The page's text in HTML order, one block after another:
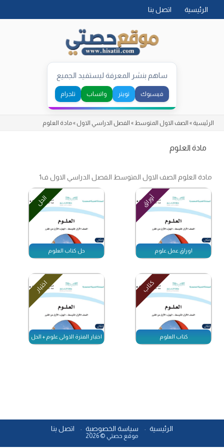
الرئيسية اتصل بنا
ساهم بنشر المعرفة ليستفيد الجميع
فيسبوك تويتر واتساب تلجرام
الرئيسية » الصف الاول المتوسط » الفصل الدراسي الاول »مادة العلوم
مادة العلوم
مادة العلوم الصف الاول المتوسط الفصل الدراسي الاول ف1
أوراق
اوراق عمل علوم
الحل
حل كتاب العلوم
كتاب
كتاب العلوم
اختبار
اختبار الفترة الاولى علوم + الحل
الرئيسية سياسة الخصوصية اتصل بنا
موقع حصتي © 2026